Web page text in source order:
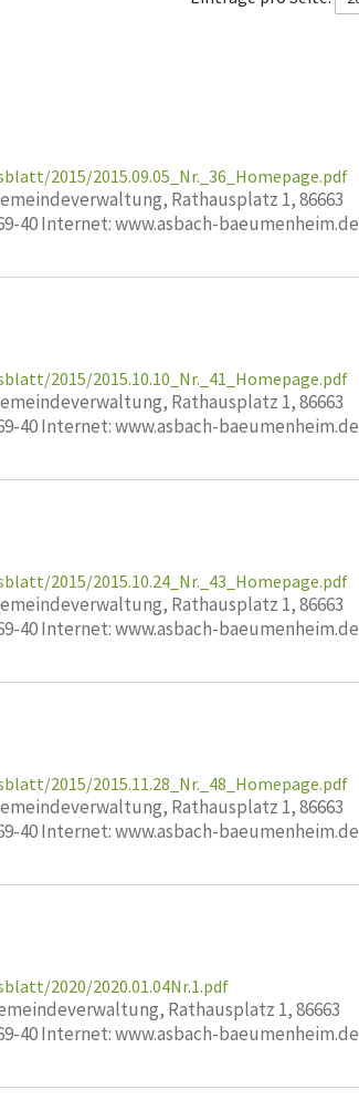
2015/2015.09.05_Nr._36_Homepage.pdf
Rathausplatz 1, 86663
40 Internet: www.asbach-baeumenheim.de
2015/2015.10.10_Nr._41_Homepage.pdf
Rathausplatz 1, 86663
40 Internet: www.asbach-baeumenheim.de
2015/2015.10.24_Nr._43_Homepage.pdf
Rathausplatz 1, 86663
40 Internet: www.asbach-baeumenheim.de
2015/2015.11.28_Nr._48_Homepage.pdf
Rathausplatz 1, 86663
40 Internet: www.asbach-baeumenheim.de
2020/2020.01.04Nr.1.pdf
Rathausplatz 1, 86663
40 Internet: www.asbach-baeumenheim.de